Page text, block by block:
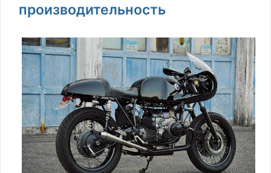
производительность